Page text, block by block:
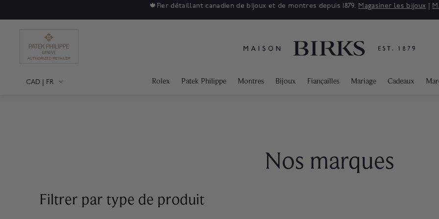
Magasiner les bijoux|Magasiner les montres
CAD | FR Rolex Patek Philippe Montres Bijoux Fiançailles Mariage Cadeaux
Nos marques
Filtrer par type de produit